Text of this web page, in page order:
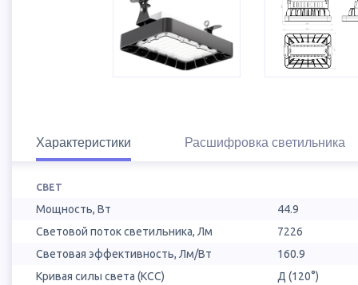
Характеристики Расшифровка светильника
СВЕТ
Мощность, Вт
44.9
Световой поток светильника, Лм
7226
Световая эффективность, Лм/Вт
160.9
Кривая силы света (КСС)
Д (120°)